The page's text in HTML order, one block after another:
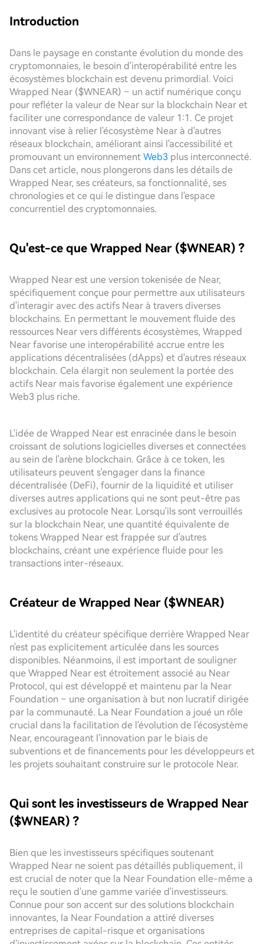
Introduction
Dans le paysage en constante évolution du monde des
cryptomonnaies, le besoin d'interopérabilité entre les
écosystèmes blockchain est devenu primordial. Voici
Wrapped Near ($WNEAR) – un actif numérique conçu
pour refléter la valeur de Near sur la blockchain Near et
faciliter une correspondance de valeur 1:1. Ce projet
innovant vise à relier l'écosystème Near à d'autres
réseaux blockchain, améliorant ainsi l'accessibilité et
promouvant un environnement Web3 plus interconnecté.
Dans cet article, nous plongerons dans les détails de
Wrapped Near, ses créateurs, sa fonctionnalité, ses
chronologies et ce qui le distingue dans l'espace
concurrentiel des cryptomonnaies.
Qu'est-ce que Wrapped Near ($WNEAR) ?
Wrapped Near est une version tokenisée de Near,
spécifiquement conçue pour permettre aux utilisateurs
d'interagir avec des actifs Near à travers diverses
blockchains. En permettant le mouvement fluide des
ressources Near vers différents écosystèmes, Wrapped
Near favorise une interopérabilité accrue entre les
applications décentralisées (dApps) et d'autres réseaux
blockchain. Cela élargit non seulement la portée des
actifs Near mais favorise également une expérience
Web3 plus riche.
L'idée de Wrapped Near est enracinée dans le besoin
croissant de solutions logicielles diverses et connectées
au sein de l'arène blockchain. Grâce à ce token, les
utilisateurs peuvent s'engager dans la finance
décentralisée (DeFi), fournir de la liquidité et utiliser
diverses autres applications qui ne sont peut-être pas
exclusives au protocole Near. Lorsqu'ils sont verrouillés
sur la blockchain Near, une quantité équivalente de
tokens Wrapped Near est frappée sur d'autres
blockchains, créant une expérience fluide pour les
transactions inter-réseaux.
Créateur de Wrapped Near ($WNEAR)
L'identité du créateur spécifique derrière Wrapped Near
n'est pas explicitement articulée dans les sources
disponibles. Néanmoins, il est important de souligner
que Wrapped Near est étroitement associé au Near
Protocol, qui est développé et maintenu par la Near
Foundation – une organisation à but non lucratif dirigée
par la communauté. La Near Foundation a joué un rôle
crucial dans la facilitation de l'évolution de l'écosystème
Near, encourageant l'innovation par le biais de
subventions et de financements pour les développeurs et
les projets souhaitant construire sur le protocole Near.
Qui sont les investisseurs de Wrapped Near
($WNEAR) ?
Bien que les investisseurs spécifiques soutenant
Wrapped Near ne soient pas détaillés publiquement, il
est crucial de noter que la Near Foundation elle-même a
reçu le soutien d'une gamme variée d'investisseurs.
Connue pour son accent sur des solutions blockchain
innovantes, la Near Foundation a attiré diverses
entreprises de capital-risque et organisations